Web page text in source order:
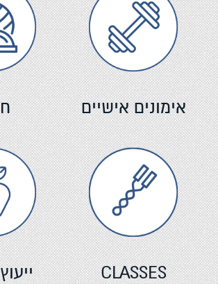
אימונים אישיים
CLASSES